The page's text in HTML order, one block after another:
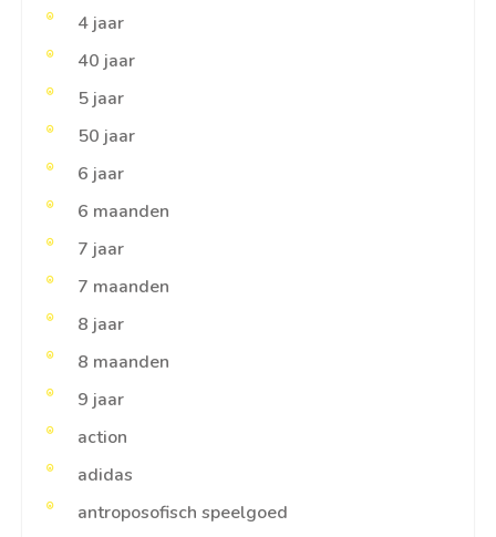
4 jaar
40 jaar
5 jaar
50 jaar
6 jaar
6 maanden
7 jaar
7 maanden
8 jaar
8 maanden
9 jaar
action
adidas
antroposofisch speelgoed